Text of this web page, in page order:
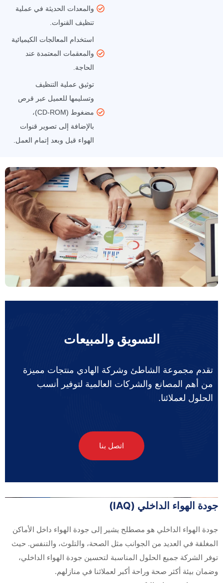
والمعدات الحديثة في عملية
تنظيف القنوات.
استخدام المعالجات الكيميائية
والمعقمات المعتمدة عند
الحاجة.
توثيق عملية التنظيف
وتسليمها للعميل عبر قرص
مضغوط (CD-ROM)،
بالإضافة إلى تصوير قنوات
الهواء قبل وبعد إتمام العمل.
التسويق والمبيعات
تقدم مجموعة الشاطئ وشركة الهادي منتجات مميزة
من أهم المصانع والشركات العالمية لتوفير أنسب
الحلول لعملائنا.
اتصل بنا
جودة الهواء الداخلي (IAQ)
جودة الهواء الداخلي هو مصطلح يشير إلى جودة الهواء داخل الأماكن
المغلقة في العديد من الجوانب مثل الصحة، والتلوث، والتنفس. حيث
توفر الشركة جميع الحلول المناسبة لتحسين جودة الهواء الداخلي،
وضمان بيئة أكثر صحة وراحة أكبر لعملائنا في منازلهم.